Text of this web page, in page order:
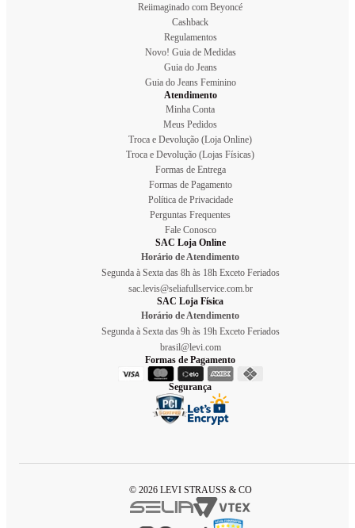
Reiimaginado com Beyoncé
Cashback
Regulamentos
Novo! Guia de Medidas
Guia do Jeans
Guia do Jeans Feminino
Atendimento
Minha Conta
Meus Pedidos
Troca e Devolução (Loja Online)
Troca e Devolução (Lojas Físicas)
Formas de Entrega
Formas de Pagamento
Política de Privacidade
Perguntas Frequentes
Fale Conosco
SAC Loja Online
Horário de Atendimento
Segunda à Sexta das 8h às 18h Exceto Feriados
sac.levis@seliafullservice.com.br
SAC Loja Física
Horário de Atendimento
Segunda à Sexta das 9h às 19h Exceto Feriados
brasil@levi.com
Formas de Pagamento
Segurança
© 2026 LEVI STRAUSS & CO